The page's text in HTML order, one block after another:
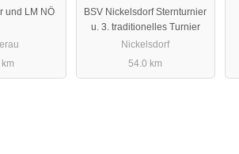
und LM NÖ
BSV Nickelsdorf Sternturnier
u. 3. traditionelles Turnier
Nickelsdorf
54.0 km